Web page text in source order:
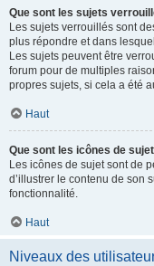
Que sont les sujets
Les sujets verrouillés sont
plus répondre et dans
Les sujets peuvent être
forum pour de multiples
propres sujets, si cela a été
Haut
Que sont les icônes de
Les icônes de sujet sont de
d’illustrer le contenu de son
fonctionnalité.
Haut
Niveaux des